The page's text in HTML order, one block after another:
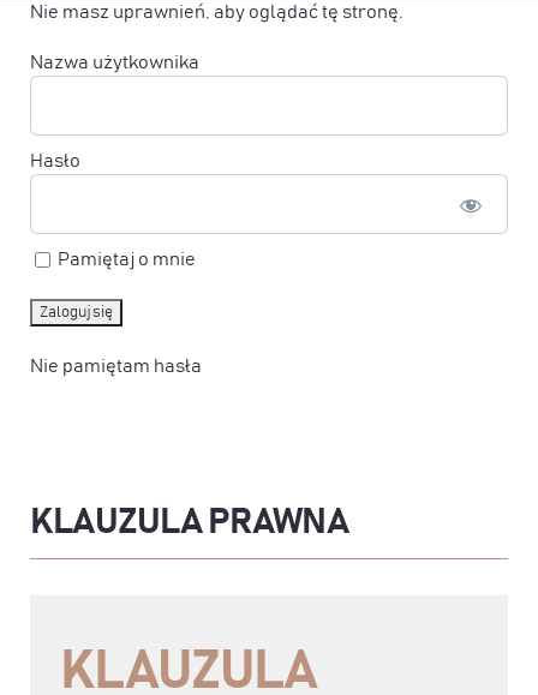
Nie masz uprawnień, aby oglądać tę stronę.
Nazwa użytkownika
Hasło
Pamiętaj o mnie
Nie pamiętam hasła
KLAUZULA PRAWNA
KLAUZULA